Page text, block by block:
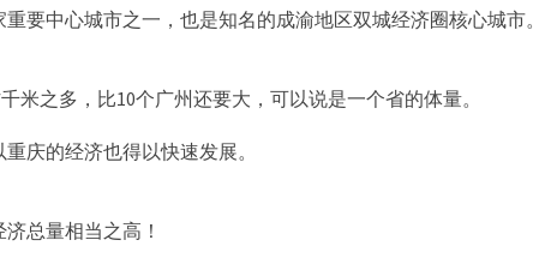
要中心城市之一，也是知名的成渝地区双城经济圈核心城市。
米之多，比10个广州还要大，可以说是一个省的体量。
庆的经济也得以快速发展。
总量相当之高！